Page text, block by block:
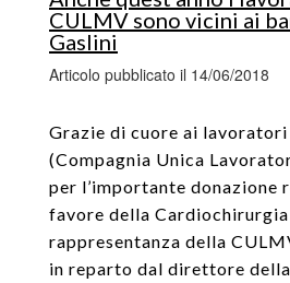
CULMV sono vicini ai
Gaslini
Articolo pubblicato il 14/06/2018
Grazie di cuore ai
(Compagnia Unica
per l’importante donazione
favore della
rappresentanza della
in reparto dal direttore